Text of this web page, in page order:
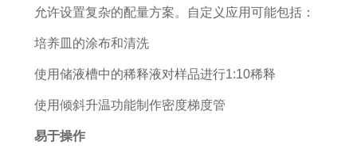
允许设置复杂的配量方案。自定义应用可能包括：
培养皿的涂布和清洗
使用储液槽中的稀释液对样品进行1:10稀释
使用倾斜升温功能制作密度梯度管
易于操作